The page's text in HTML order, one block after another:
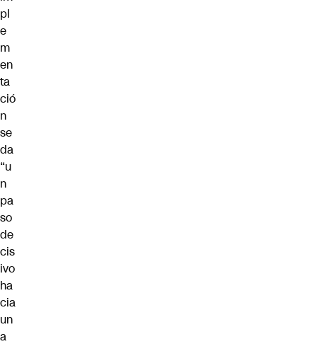
pl
e
m
en
ta
ció
n
se
da
“u
n
pa
so
de
cis
ivo
ha
cia
un
a